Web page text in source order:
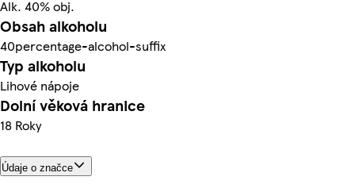
Alk. 40% obj.
Obsah alkoholu
40percentage-alcohol-suffix
Typ alkoholu
Lihové nápoje
Dolní věková hranice
18 Roky
Údaje o značce